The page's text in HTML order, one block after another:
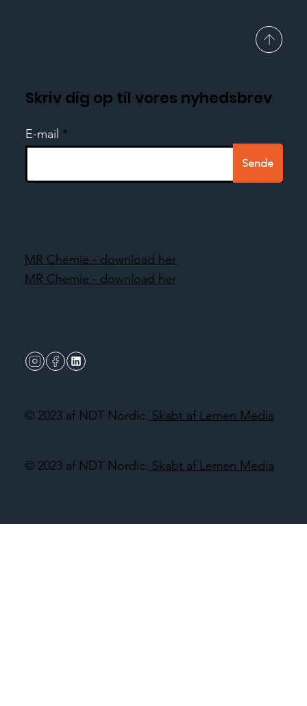
© 2023 af NDT Nordic. Skabt af Lemen Media
Skriv dig op til vores nyhedsbrev
E-mail
Sende
© 2023 af NDT Nordic. Skabt af Lemen Media
MR Chemie - download her
MR Chemie - download her